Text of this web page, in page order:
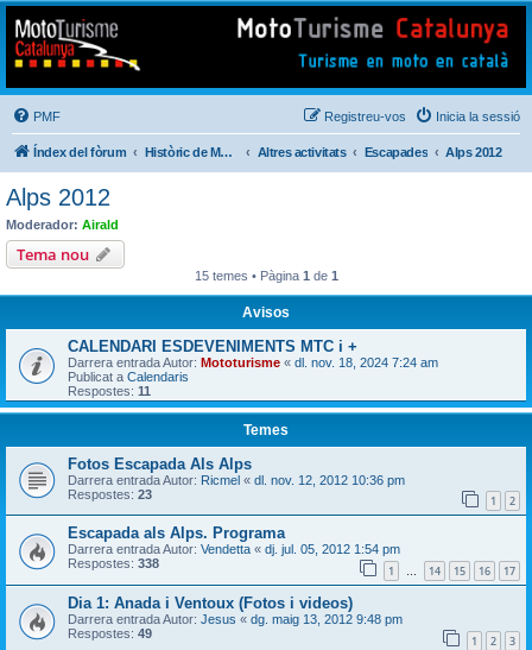
Mototurisme
Turisme en moto en català
PMF Inicia la sessió
Registreu-vos
Índex del fòrum Històric de Mototurisme Altres activitats Escapades Alps 2012
Alps 2012
Moderador: Airald
Tema nou
15 temes • Pàgina 1 de 1
Avisos
CALENDARI ESDEVENIMENTS MTC i +
Darrera entrada Autor: Mototurisme « dl. nov. 18, 2024 7:24 am
Publicat a Calendaris
Respostes: 11
Temes
Fotos Escapada Als Alps
Darrera entrada Autor: Ricmel « dl. nov. 12, 2012 10:36 pm
Respostes: 23 1 2
Escapada als Alps. Programa
Darrera entrada Autor: Vendetta « dj. jul. 05, 2012 1:54 pm
Respostes: 338 1 … 14 15 16 17
Dia 1: Anada i Ventoux (Fotos i videos)
Darrera entrada Autor: Jesus « dg. maig 13, 2012 9:48 pm
Respostes: 49 1 2 3